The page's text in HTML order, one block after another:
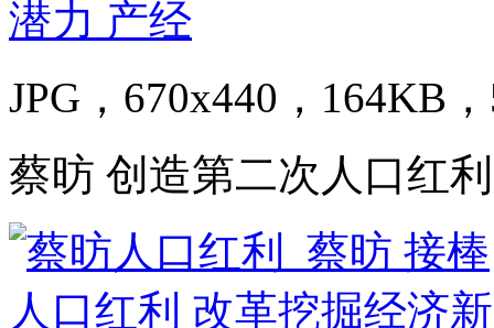
JPG，670x440，164KB
蔡昉 创造第二次人口红利